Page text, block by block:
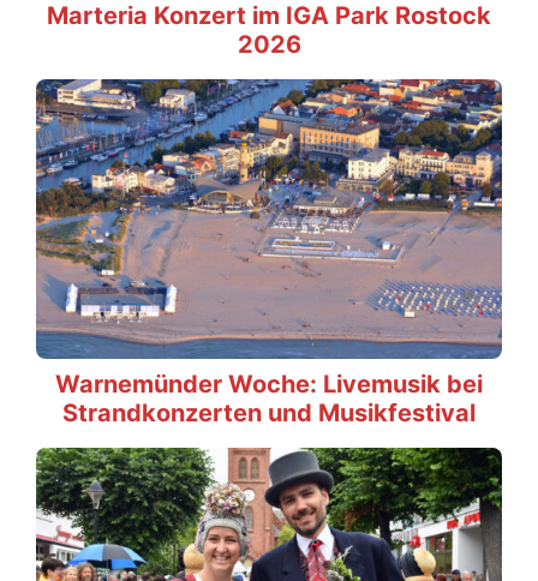
Marteria Konzert im IGA Park Rostock
2026
Warnemünder Woche: Livemusik bei
Strandkonzerten und Musikfestival